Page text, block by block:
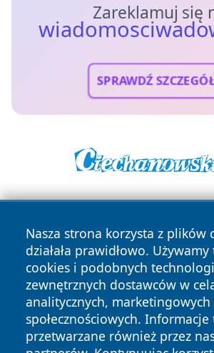
Zareklamuj się
SPRAWDŹ
Nasza strona korzysta z plików
działała prawidłowo.
cookies i podobnych
zewnętrznych dostawców w
analitycznych, marketingowych
społecznościowych.
przetwarzane również przez
Copyright © 2026 wiadomosciwadowice.pl
zastrzeżone.